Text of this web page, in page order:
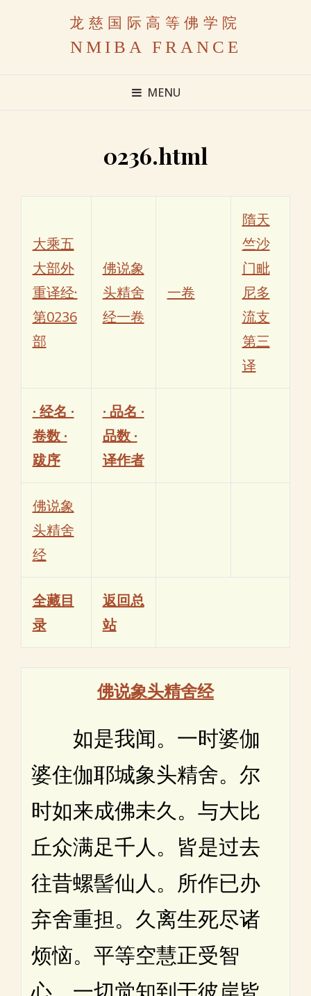
龙慈国际高等佛学院
NMIBA FRANCE
MENU
0236.html
大乘五
大部外
重译经·
第0236
部
佛说象
头精舍
经一卷
一卷
隋天
竺沙
门毗
尼多
流支
第三
译
· 经名 ·
卷数 ·
跋序
· 品名 ·
品数 ·
译作者
佛说象
头精舍
经
全藏目
录
返回总
站
佛说象头精舍经
如是我闻。一时婆伽
婆住伽耶城象头精舍。尔
时如来成佛未久。与大比
丘众满足千人。皆是过去
往昔螺髻仙人。所作已办
弃舍重担。久离生死尽诸
烦恼。平等空慧正受智